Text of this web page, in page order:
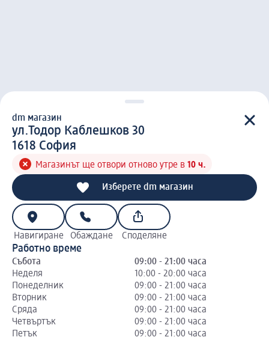
d m магазин
dm магазин
ул.Тодор Каблешков 30
1 6 1 8
1618 София
Магазинът ще отвори отново утре в 10 ч.
Изберете dm магазин
Навигиране Обаждане Споделяне
Работно време
Събота
09:00 - 21:00 часа
Неделя
10:00 - 20:00 часа
Понеделник
09:00 - 21:00 часа
Вторник
09:00 - 21:00 часа
Сряда
09:00 - 21:00 часа
Четвъртък
09:00 - 21:00 часа
Петък
09:00 - 21:00 часа